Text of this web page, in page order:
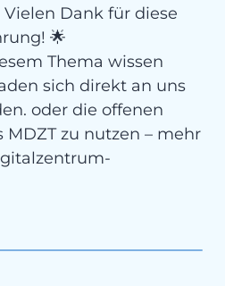
Dank für diese
🌟
Thema wissen
sich direkt an uns
oder die offenen
MDZT zu nutzen – mehr